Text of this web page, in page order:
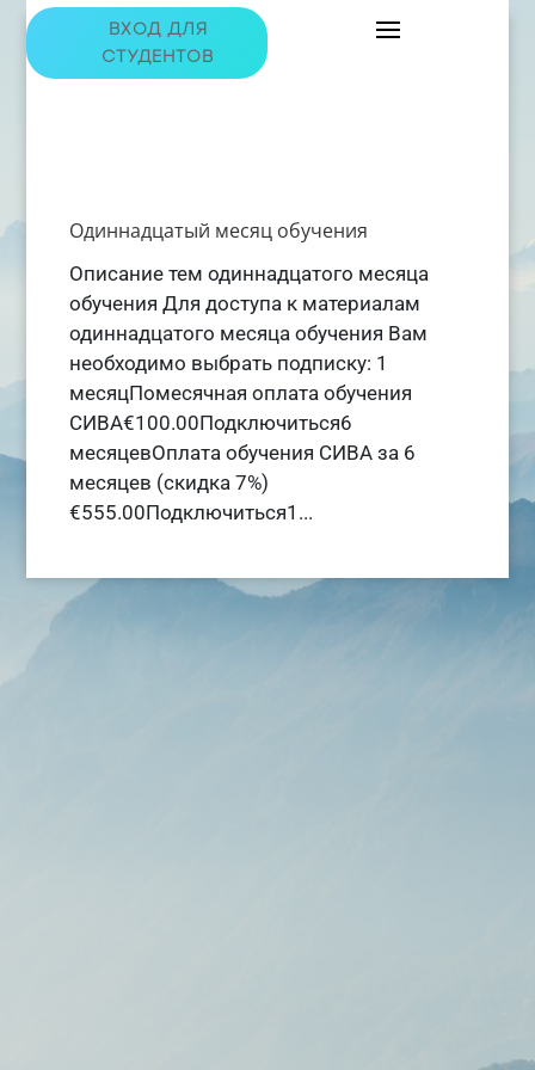
ВХОД ДЛЯ
СТУДЕНТОВ
Одиннадцатый месяц обучения
Описание тем одиннадцатого месяца
обучения Для доступа к материалам
одиннадцатого месяца обучения Вам
необходимо выбрать подписку: 1
месяцПомесячная оплата обучения
СИВА€100.00Подключиться6
месяцевОплата обучения СИВА за 6
месяцев (скидка 7%)
€555.00Подключиться1...